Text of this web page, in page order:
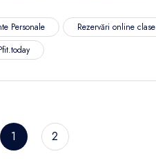
Personale Rezervări online clase
1 2